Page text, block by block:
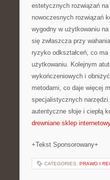
estetycznych rozwiązań na
nowoczesnych rozwiązań
wygodny w użytkowaniu
się zwłaszcza przy
ryzyko odkształceń, co
użytkowaniu. Kolejnym
wykończeniowych i
metodami, co daje więcej
specjalistycznych
autentyczne słoje i ciepłą
drewniane sklep internetowy
+Tekst Sponsorowany+
CATEGORIES: PRAWO I